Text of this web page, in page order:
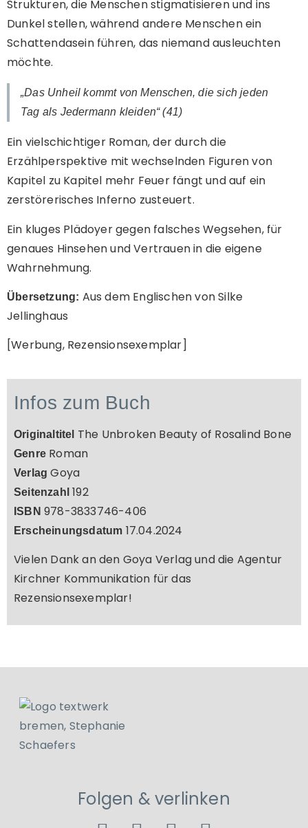
Strukturen, die Menschen stigmatisieren und ins
Dunkel stellen, während andere Menschen ein
Schattendasein führen, das niemand ausleuchten
möchte.
„Das Unheil kommt von Menschen, die sich jeden
Tag als Jedermann kleiden“ (41)
Ein vielschichtiger Roman, der durch die
Erzählperspektive mit wechselnden Figuren von
Kapitel zu Kapitel mehr Feuer fängt und auf ein
zerstörerisches Inferno zusteuert.
Ein kluges Plädoyer gegen falsches Wegsehen, für
genaues Hinsehen und Vertrauen in die eigene
Wahrnehmung.
Übersetzung: Aus dem Englischen von Silke
Jellinghaus
[Werbung, Rezensionsexemplar]
Infos zum Buch
Originaltitel The Unbroken Beauty of Rosalind Bone
Genre Roman
Verlag Goya
Seitenzahl 192
ISBN 978-3833746-406
Erscheinungsdatum 17.04.2024
Vielen Dank an den Goya Verlag und die Agentur
Kirchner Kommunikation für das
Rezensionsexemplar!
Folgen & verlinken